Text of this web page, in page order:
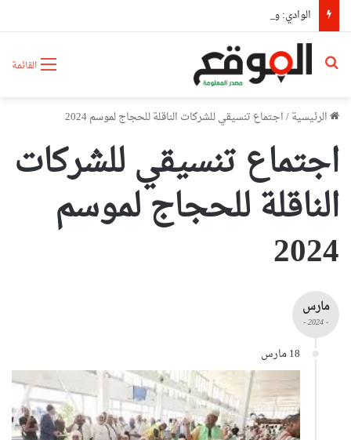
الوادي: وفاة شخص وإصابة 3 آخرين في حادث مرور
القائمة بحث عن
الرئيسية/اجتماع تنسيقي للشركات الناقلة للحجاج لموسم 2024
اجتماع تنسيقي للشركات
الناقلة للحجاج لموسم
2024
مارس
- 2024 -
18 مارس